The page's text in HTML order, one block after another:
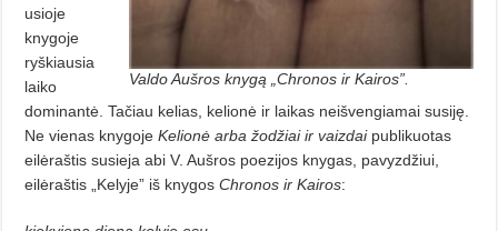
Valdo Aušros knygą „Chronos ir Kairos”.
u­sioje
knygoje
ryškiausia
laiko
dominantė. Tačiau kelias, kelionė ir laikas neišvengiamai susiję.
Ne vienas knygojeKelionė arba žodžiai ir vaizdaipublikuotas
eilėraštis susieja abi V. Aušros poezijos knygas, pavyzdžiui,
eilėraštis „Kelyje” iš knygosChronos ir Kairos: